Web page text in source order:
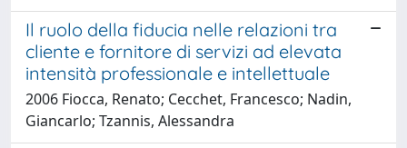
Il ruolo della fiducia nelle relazioni tra
cliente e fornitore di servizi ad elevata
intensità professionale e intellettuale
2006 Fiocca, Renato; Cecchet, Francesco; Nadin,
Giancarlo; Tzannis, Alessandra